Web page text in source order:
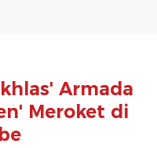
Armada
Meroket di